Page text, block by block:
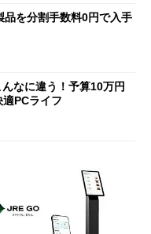
を分割手数料0円で入手
んなに違う！予算10万円
PCライフ